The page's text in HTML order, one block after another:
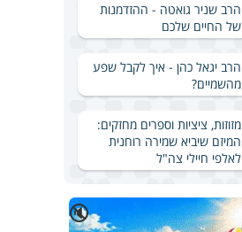
הרב שניר גואטה - ההזדמנות
של החיים שלכם
הרב יגאל כהן - איך לקבל שפע
מהשמיים?
מזוזות, ציציות וספרים מחזקים:
המיזם שיביא שמירה רוחנית
לאלפי חיילי צה"ל
🔇